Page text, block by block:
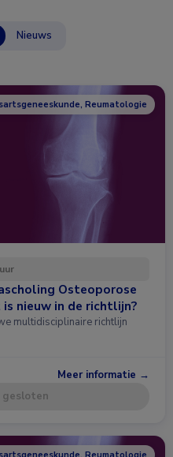
Nieuws
Reumatologie
Osteoporose
nieuw in de richtlijn?
multidisciplinaire richtlijn
Meer informatie →
gesloten